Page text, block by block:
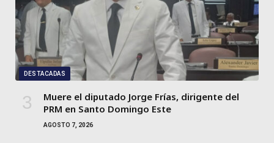
DESTACADAS
Muere el diputado Jorge Frías, dirigente del
PRM en Santo Domingo Este
AGOSTO 7, 2026